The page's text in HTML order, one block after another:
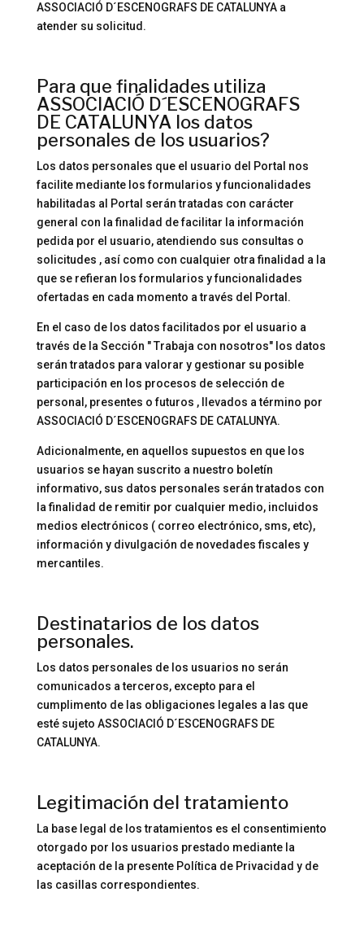
ASSOCIACIÓ D´ESCENOGRAFS DE CATALUNYA a
atender su solicitud.
Para que finalidades utiliza
ASSOCIACIÓ D´ESCENOGRAFS
DE CATALUNYA los datos
personales de los usuarios?
Los datos personales que el usuario del Portal nos
facilite mediante los formularios y funcionalidades
habilitadas al Portal serán tratadas con carácter
general con la finalidad de facilitar la información
pedida por el usuario, atendiendo sus consultas o
solicitudes , así como con cualquier otra finalidad a la
que se refieran los formularios y funcionalidades
ofertadas en cada momento a través del Portal.
En el caso de los datos facilitados por el usuario a
través de la Sección " Trabaja con nosotros" los datos
serán tratados para valorar y gestionar su posible
participación en los procesos de selección de
personal, presentes o futuros , llevados a término por
ASSOCIACIÓ D´ESCENOGRAFS DE CATALUNYA.
Adicionalmente, en aquellos supuestos en que los
usuarios se hayan suscrito a nuestro boletín
informativo, sus datos personales serán tratados con
la finalidad de remitir por cualquier medio, incluidos
medios electrónicos ( correo electrónico, sms, etc),
información y divulgación de novedades fiscales y
mercantiles.
Destinatarios de los datos
personales.
Los datos personales de los usuarios no serán
comunicados a terceros, excepto para el
cumplimento de las obligaciones legales a las que
esté sujeto ASSOCIACIÓ D´ESCENOGRAFS DE
CATALUNYA.
Legitimación del tratamiento
La base legal de los tratamientos es el consentimiento
otorgado por los usuarios prestado mediante la
aceptación de la presente Política de Privacidad y de
las casillas correspondientes.